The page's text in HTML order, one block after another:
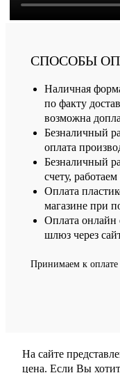
СПОСОБЫ
Наличная
по факту
возможна
Безналичный
оплата
Безналичный
счету,
Оплата
магазине при
Оплата онлайн
шлюз через
Принимаем к оплате
На сайте
цена. Если Вы